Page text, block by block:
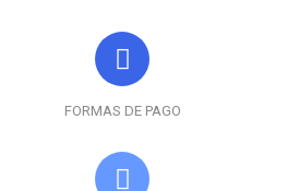
FORMAS DE PAGO